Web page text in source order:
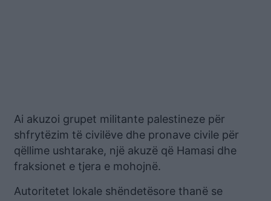
Ai akuzoi grupet militante palestineze për
shfrytëzim të civilëve dhe pronave civile për
qëllime ushtarake, një akuzë që Hamasi dhe
fraksionet e tjera e mohojnë.
Autoritetet lokale shëndetësore thanë se